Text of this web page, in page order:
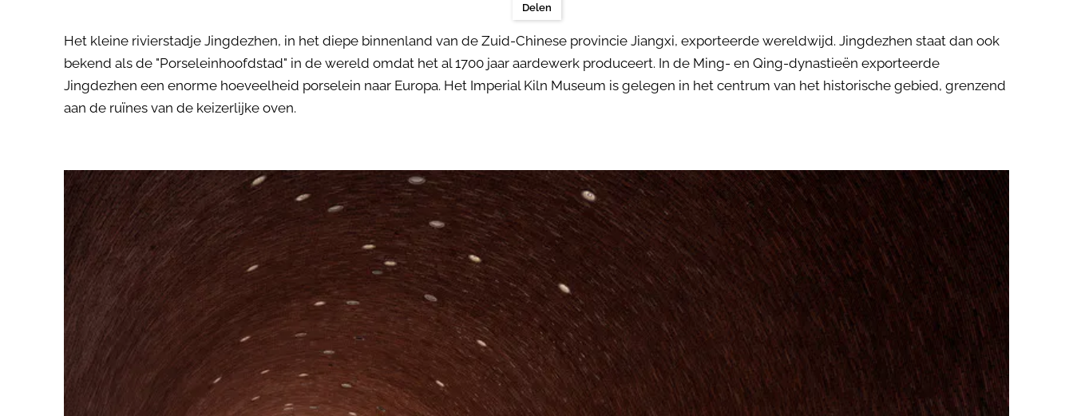
Delen
Het kleine rivierstadje Jingdezhen, in het diepe binnenland van de Zuid-Chinese provincie Jiangxi, exporteerde wereldwijd. Jingdezhen staat dan ook
bekend als de "Porseleinhoofdstad" in de wereld omdat het al 1700 jaar aardewerk produceert. In de Ming- en Qing-dynastieën exporteerde
Jingdezhen een enorme hoeveelheid porselein naar Europa. Het Imperial Kiln Museum is gelegen in het centrum van het historische gebied, grenzend
aan de ruïnes van de keizerlijke oven.